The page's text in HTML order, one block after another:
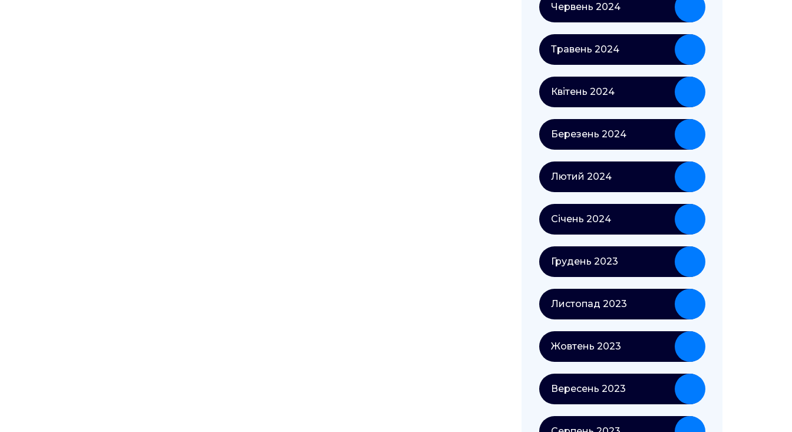
Червень 2024
Травень 2024
Квітень 2024
Березень 2024
Лютий 2024
Січень 2024
Грудень 2023
Листопад 2023
Жовтень 2023
Вересень 2023